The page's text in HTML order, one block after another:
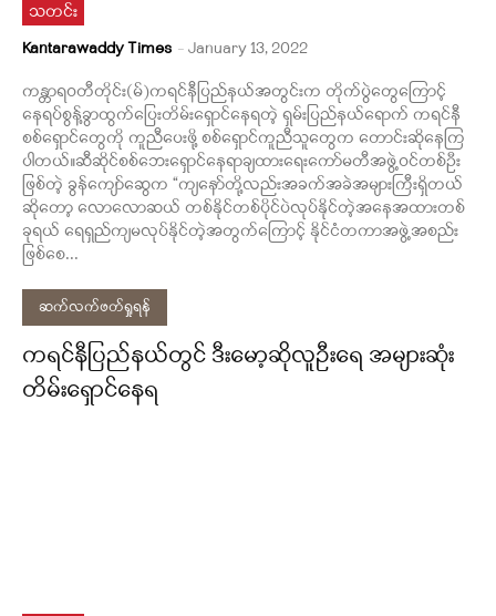
သတင်း
Kantarawaddy Times - January 13, 2022
ကန္တာရဝတီတိုင်း(မ်)ကရင်နီပြည်နယ်အတွင်းက တိုက်ပွဲတွေကြောင့်
နေရပ်စွန့်ခွာထွက်ပြေးတိမ်းရှောင်နေရတဲ့ ရှမ်းပြည်နယ်ရောက် ကရင်နီ
စစ်ရှောင်တွေကို ကူညီပေးဖို့ စစ်ရှောင်ကူညီသူတွေက တောင်းဆိုနေကြ
ပါတယ်။ဆီဆိုင်စစ်ဘေးရှောင်နေရာချထားရေးကော်မတီအဖွဲ့ဝင်တစ်ဦး
ဖြစ်တဲ့ ခွန်ကျော်ဆွေက “ကျနော်တို့လည်းအခက်အခဲအများကြီးရှိတယ်
ဆိုတော့ လောလောဆယ် တစ်နိုင်တစ်ပိုင်ပဲလုပ်နိုင်တဲ့အနေအထားတစ်
ခုရယ် ရေရှည်ကျမလုပ်နိုင်တဲ့အတွက်ကြောင့် နိုင်ငံတကာအဖွဲ့အစည်း
ဖြစ်စေ...
ဆက်လက်ဖတ်ရှုရန်
ကရင်နီပြည်နယ်တွင် ဒီးမော့ဆိုလူဦး‌ရေ အများဆုံး
တိမ်းရှောင်နေရ